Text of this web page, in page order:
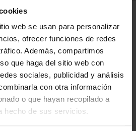
web se usan para personalizar
ofrecer funciones de redes
Además, compartimos
que haga del sitio web con
sociales, publicidad y análisis
con otra información
o que hayan recopilado a
hecho de sus servicios.